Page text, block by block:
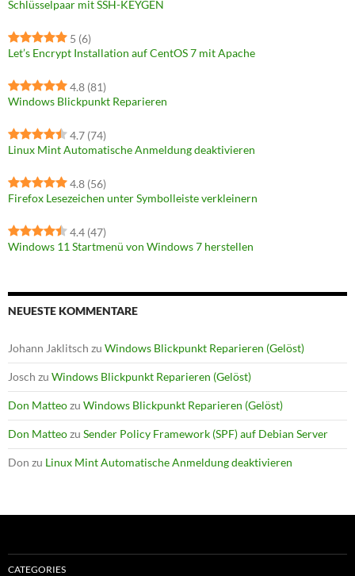
Schlüsselpaar mit SSH-KEYGEN
5 (6)
Let’s Encrypt Installation auf CentOS 7 mit Apache
4.8 (81)
Windows Blickpunkt Reparieren
4.7 (74)
Linux Mint Automatische Anmeldung deaktivieren
4.8 (56)
Firefox Lesezeichen unter Symbolleiste verkleinern
4.4 (47)
Windows 11 Startmenü von Windows 7 herstellen
NEUESTE KOMMENTARE
Johann Jaklitsch zu Windows Blickpunkt Reparieren (Gelöst)
Josch zu Windows Blickpunkt Reparieren (Gelöst)
Don Matteozu Windows Blickpunkt Reparieren (Gelöst)
Don Matteozu Sender Policy Framework (SPF) auf Debian Server
Don zu Linux Mint Automatische Anmeldung deaktivieren
CATEGORIES